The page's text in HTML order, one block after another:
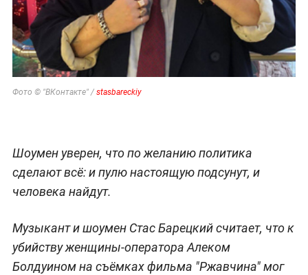
Фото © "ВКонтакте" / stasbareckiy
Шоумен уверен, что по желанию политика
сделают всё: и пулю настоящую подсунут, и
человека найдут.
Музыкант и шоумен Стас Барецкий считает, что к
убийству женщины-оператора Алеком
Болдуином на съёмках фильма "Ржавчина" мог